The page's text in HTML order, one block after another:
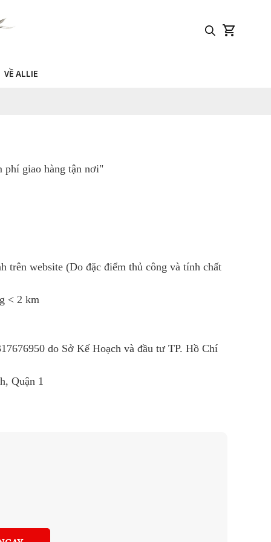
VỀ ALLIE
phí giao hàng tận nơi"
trên website (Do đặc điểm thủ công và tính chất
< 2 km
do Sở Kế Hoạch và đầu tư TP. Hồ Chí
Quận 1